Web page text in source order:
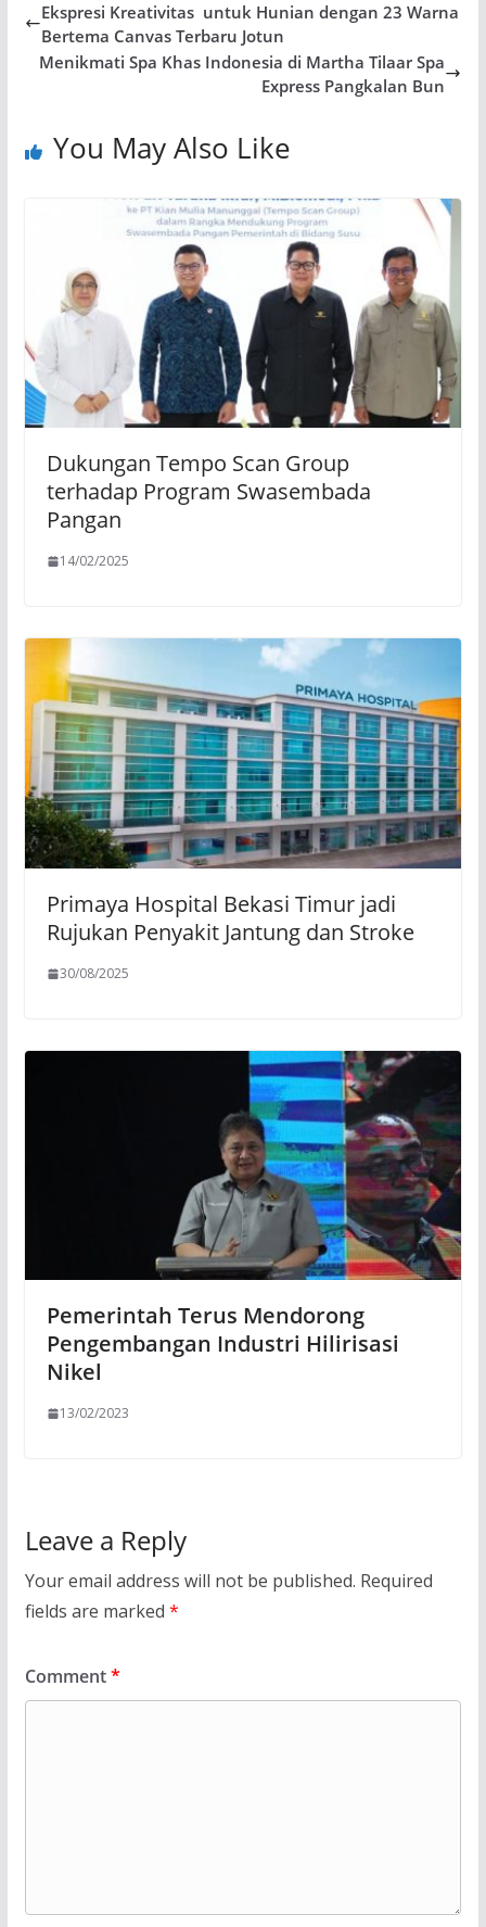
Ekspresi Kreativitas untuk Hunian dengan 23 Warna
Bertema Canvas Terbaru Jotun
Menikmati Spa Khas Indonesia di Martha Tilaar Spa
Express Pangkalan Bun
You May Also Like
Dukungan Tempo Scan Group
terhadap Program Swasembada
Pangan
14/02/2025
Primaya Hospital Bekasi Timur jadi
Rujukan Penyakit Jantung dan Stroke
30/08/2025
Pemerintah Terus Mendorong
Pengembangan Industri Hilirisasi
Nikel
13/02/2023
Leave a Reply
Your email address will not be published. Required
fields are marked *
Comment*